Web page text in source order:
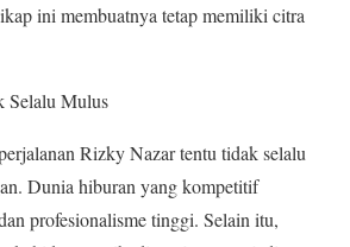
ini membuatnya tetap memiliki citra
Selalu Mulus
Rizky Nazar tentu tidak selalu
Dunia hiburan yang kompetitif
profesionalisme tinggi. Selain itu,